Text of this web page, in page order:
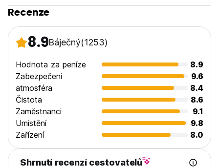
* Zdarma povlečení a vysoušeč vlasů na recepci
* Bezplatná 24hodinová horká sprcha
hostům
* Bezplatné informace o všech aspektech cestování a
zaměstnanců
-----------------------------------
Vybavení a služby (za příplatek)
-----------------------------------
* Vyzvednutí z letiště
* Prádelna
* Fax
* Rezervace jízdenek na vlak a letenky
* Informace o žádosti o vízum
* Půjčovna kempingového vybavení (spacáky, karimatky
Recenze
8.9Báječný(1253)
Hodnota za peníze
8.9
Zabezpečení
9.6
atmosféra
8.4
Čistota
8.6
Zaměstnanci
9.1
Umístění
9.8
Zařízení
8.0
Shrnutí recenzí cestovatelů